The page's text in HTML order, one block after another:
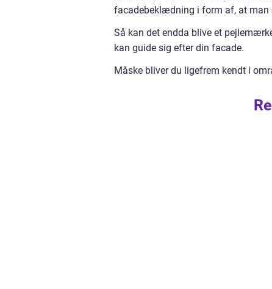
facadebeklædning i form af, at man
Så kan det endda blive et
kan guide sig efter din facade.
Måske bliver du ligefrem kendt i